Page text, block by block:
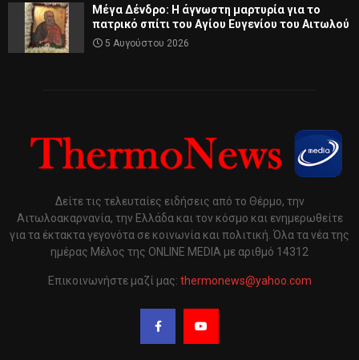
Μέγα Δένδρο: Η άγνωστη μαρτυρία για το
πατρικό σπίτι του Αγίου Ευγενίου του Αιτωλού
5 Αυγούστου 2026
Δείτε τις τελευταίες ειδήσεις από το Θέρμο, την
Αιτωλοακαρνανία, την Ελλάδα και τον κόσμο και ενημερωθείτε
για τα έκτακτα γεγονότα σε κοινωνία και πολιτική. Όλα τα νέα της
ημέρας Μέλος της ONLINE MEDIA με αριθμό 14312
Επικοινωνήστε μαζί μας: thermonews@yahoo.com